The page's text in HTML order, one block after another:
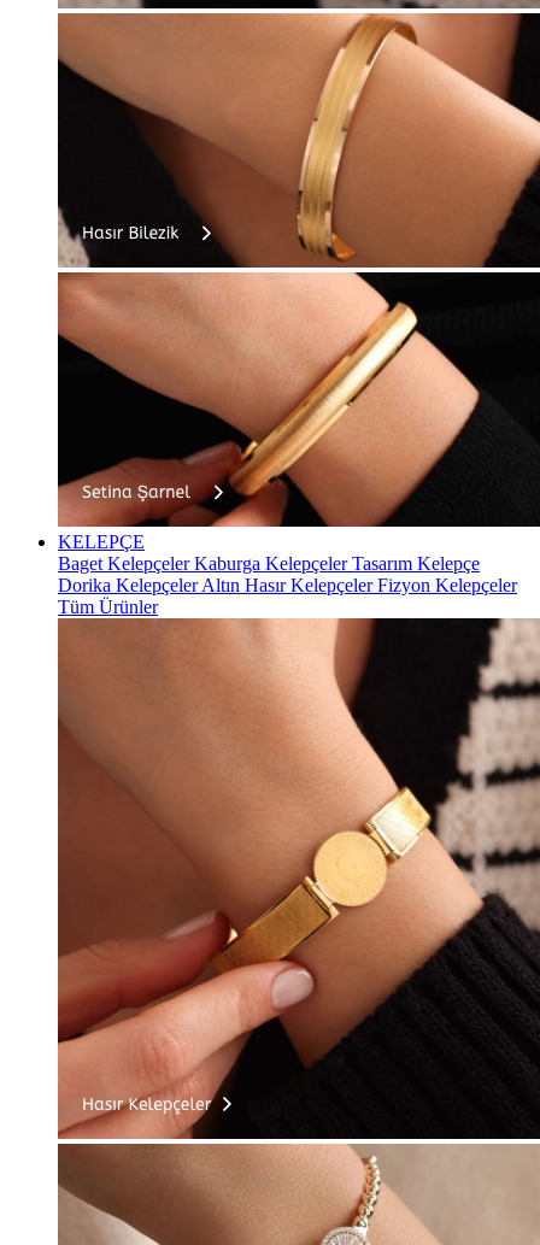
KELEPÇE
Baget KelepçelerKaburga KelepçelerTasarım Kelepçe
Dorika KelepçelerAltın Hasır KelepçelerFizyon Kelepçeler
Tüm Ürünler